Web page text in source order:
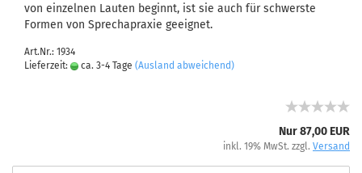
von einzelnen Lauten beginnt, ist sie auch für schwerste
Formen von Sprechapraxie geeignet.
Art.Nr.: 1934
Lieferzeit:
ca. 3-4 Tage (Ausland abweichend)
Nur 87,00 EUR
inkl. 19% MwSt. zzgl. Versand